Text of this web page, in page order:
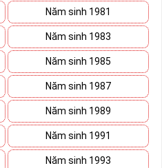
Năm sinh 1981
Năm sinh 1983
Năm sinh 1985
Năm sinh 1987
Năm sinh 1989
Năm sinh 1991
Năm sinh 1993